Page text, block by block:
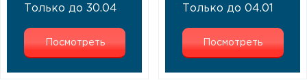
Только до 30.04
Посмотреть
Только до 04.01
Посмотреть